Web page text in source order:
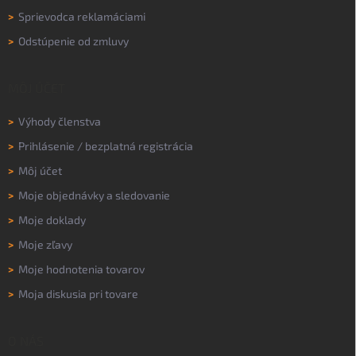
> Sprievodca reklamáciami
> Odstúpenie od zmluvy
> Výhody členstva
> Prihlásenie / bezplatná registrácia
> Môj účet
> Moje objednávky a sledovanie
> Moje doklady
> Moje zľavy
> Moje hodnotenia tovarov
> Moja diskusia pri tovare